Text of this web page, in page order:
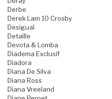
Derbe
Derek Lam 10 Crosby
Desigual
Detaille
Devota & Lomba
Diadema Exclusif
Diadora
Diana De Silva
Diana Ross
Diana Vreeland